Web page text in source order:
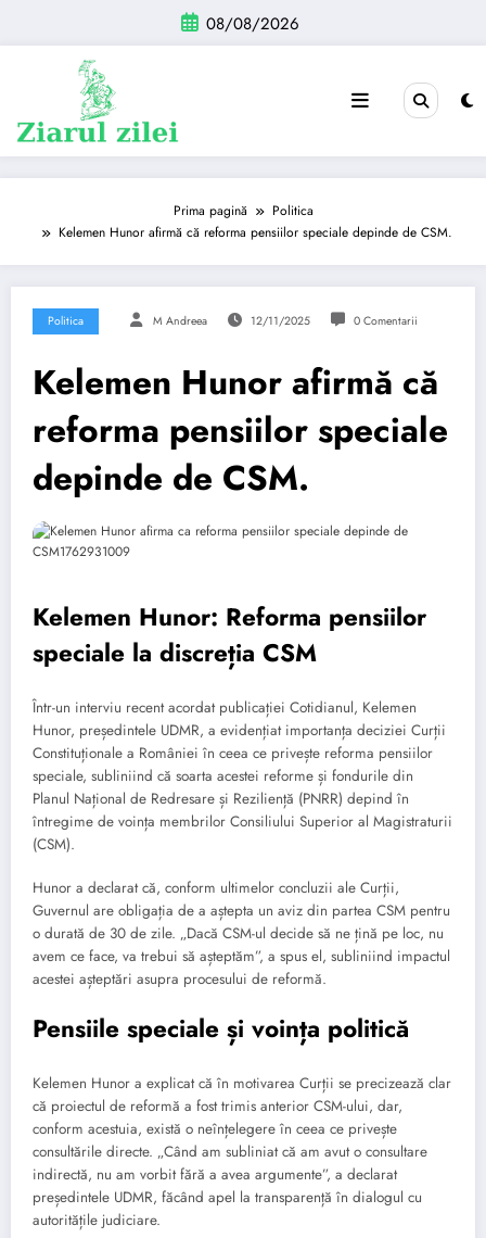
conținut
08/08/2026
Prima pagină
Politica
Kelemen Hunor afirmă că reforma pensiilor speciale depinde de CSM.
Politica M Andreea 12/11/2025 0 Comentarii
Kelemen Hunor afirmă că
reforma pensiilor speciale
depinde de CSM.
Kelemen Hunor: Reforma pensiilor
speciale la discreția CSM
Într-un interviu recent acordat publicației Cotidianul, Kelemen
Hunor, președintele UDMR, a evidențiat importanța deciziei Curții
Constituționale a României în ceea ce privește reforma pensiilor
speciale, subliniind că soarta acestei reforme și fondurile din
Planul Național de Redresare și Reziliență (PNRR) depind în
întregime de voința membrilor Consiliului Superior al Magistraturii
(CSM).
Hunor a declarat că, conform ultimelor concluzii ale Curții,
Guvernul are obligația de a aștepta un aviz din partea CSM pentru
o durată de 30 de zile. „Dacă CSM-ul decide să ne țină pe loc, nu
avem ce face, va trebui să așteptăm”, a spus el, subliniind impactul
acestei așteptări asupra procesului de reformă.
Pensiile speciale și voința politică
Kelemen Hunor a explicat că în motivarea Curții se precizează clar
că proiectul de reformă a fost trimis anterior CSM-ului, dar,
conform acestuia, există o neînțelegere în ceea ce privește
consultările directe. „Când am subliniat că am avut o consultare
indirectă, nu am vorbit fără a avea argumente”, a declarat
președintele UDMR, făcând apel la transparență în dialogul cu
autoritățile judiciare.